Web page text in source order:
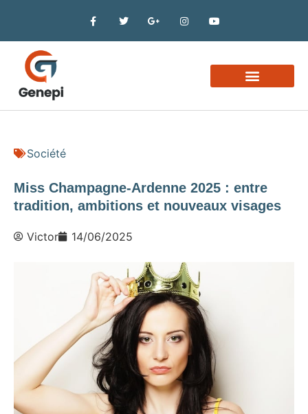
Société
Miss Champagne-Ardenne 2025 : entre
tradition, ambitions et nouveaux visages
Victor 14/06/2025